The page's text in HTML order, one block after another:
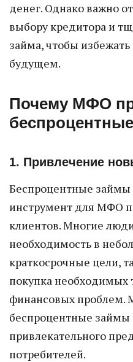
денег. Однако важно
выбору кредитора и
займа, чтобы
будущем.
Почему МФО
1. Привлечение
Беспроцентные займы
инструмент для МФО
клиентов. Многие
необходимость в
краткосрочные цели,
покупка необходимых
финансовых проблем.
беспроцентные займы
привлекательного
потребителей.